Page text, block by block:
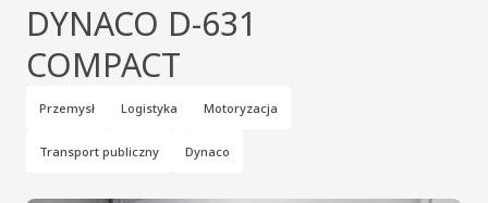
DYNACO D-631
COMPACT
Przemysł Logistyka Motoryzacja
Transport publiczny Dynaco